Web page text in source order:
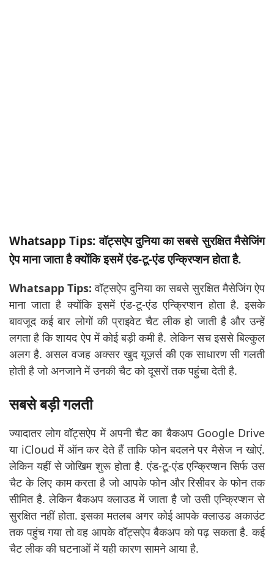
Whatsapp Tips: वॉट्सऐप दुनिया का सबसे सुरक्षित मैसेजिंग
ऐप माना जाता है क्योंकि इसमें एंड-टू-एंड एन्क्रिप्शन होता है.
Whatsapp Tips: वॉट्सऐप दुनिया का सबसे सुरक्षित मैसेजिंग ऐप
माना जाता है क्योंकि इसमें एंड-टू-एंड एन्क्रिप्शन होता है. इसके
बावजूद कई बार लोगों की प्राइवेट चैट लीक हो जाती है और उन्हें
लगता है कि शायद ऐप में कोई बड़ी कमी है. लेकिन सच इससे बिल्कुल
अलग है. असल वजह अक्सर खुद यूज़र्स की एक साधारण सी गलती
होती है जो अनजाने में उनकी चैट को दूसरों तक पहुंचा देती है.
सबसे बड़ी गलती
ज्यादातर लोग वॉट्सऐप में अपनी चैट का बैकअप Google Drive
या iCloud में ऑन कर देते हैं ताकि फोन बदलने पर मैसेज न खोएं.
लेकिन यहीं से जोखिम शुरू होता है. एंड-टू-एंड एन्क्रिप्शन सिर्फ उस
चैट के लिए काम करता है जो आपके फोन और रिसीवर के फोन तक
सीमित है. लेकिन बैकअप क्लाउड में जाता है जो उसी एन्क्रिप्शन से
सुरक्षित नहीं होता. इसका मतलब अगर कोई आपके क्लाउड अकाउंट
तक पहुंच गया तो वह आपके वॉट्सऐप बैकअप को पढ़ सकता है. कई
चैट लीक की घटनाओं में यही कारण सामने आया है.